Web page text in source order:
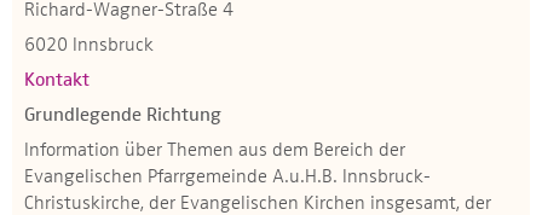
Kontakt
Richard-Wagner-Straße 4
6020 Innsbruck
Kontakt
Grundlegende Richtung
Information über Themen aus dem Bereich der
Evangelischen Pfarrgemeinde A.u.H.B. Innsbruck-
Christuskirche, der Evangelischen Kirchen insgesamt, der